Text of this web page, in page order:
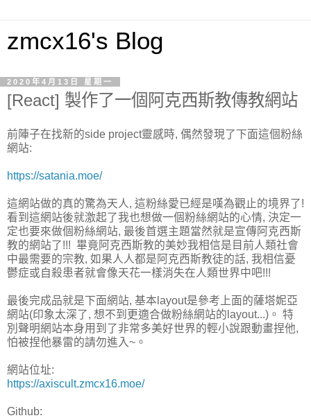
zmcx16's Blog
2020年4月13日 星期一
[React] 製作了一個阿克西斯教傳教網站
前陣子在找新的side project靈感時, 偶然發現了下面這個粉絲
網站:
https://satania.moe/
這網站做的真的驚為天人, 這粉絲愛已經是嘆為觀止的境界了!
看到這網站後就激起了我也想做一個粉絲網站的心情, 決定一
定也要來做個粉絲網站, 最後首選主題當然就是宣傳阿克西斯
教的網站了!!! 畢竟阿克西斯教的美妙我相信是目前人類社會
中最需要的宗教, 如果人人都是阿克西斯教徒的話, 我相信憂
鬱症或自殺患者就會像天花一樣消失在人類世界中吧!!!
最後完成品就是下面網站, 基本layout是參考上面的薩塔妮亞
網站(印象太深了, 想不到更適合做粉絲網站的layout...)。 特
別聲明網站本身用到了非常多美好世界的輕小說跟動畫捏他,
怕被捏他暴雷的請勿進入~。
網站位址:
https://axiscult.zmcx16.moe/
Github: